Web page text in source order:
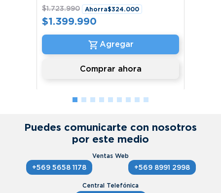
$1.723.990 Ahorra$324.000
$1.399.990
Comprar ahora
Puedes comunicarte con nosotros
por este medio
+569 5658 1178 +569 8991 2998